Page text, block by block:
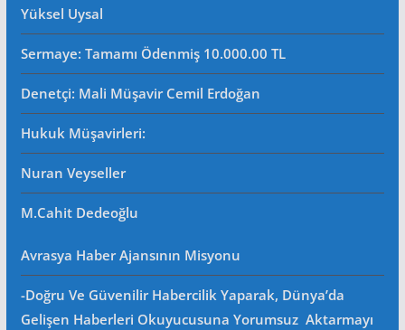
Yüksel Uysal
Sermaye: Tamamı Ödenmiş 10.000.00 TL
Denetçi: Mali Müşavir Cemil Erdoğan
Hukuk Müşavirleri:
Nuran Veyseller
M.Cahit Dedeoğlu
Avrasya Haber Ajansının Misyonu
-Doğru Ve Güvenilir Habercilik Yaparak, Dünya’da
Gelişen Haberleri Okuyucusuna Yorumsuz Aktarmayı